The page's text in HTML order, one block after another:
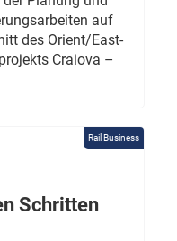
auf
des Orient/East-
Craiova –
Rail Business
Schritten